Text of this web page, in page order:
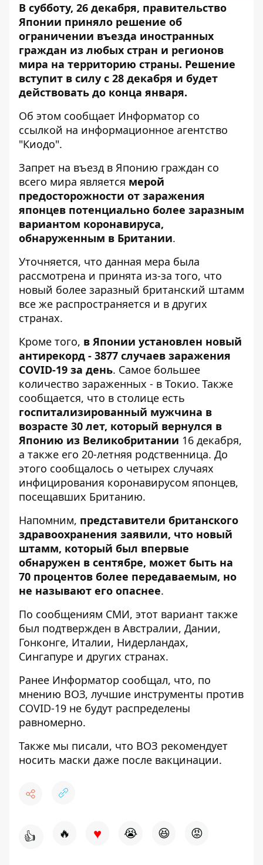
В субботу, 26 декабря, правительство
Японии приняло решение об
ограничении въезда иностранных
граждан из любых стран и регионов
мира на территорию страны. Решение
вступит в силу с 28 декабря и будет
действовать до конца января.
Об этом сообщает Информатор со
ссылкой на информационное агентство
"Киодо".
Запрет на въезд в Японию граждан со
всего мира является мерой
предосторожности от заражения
японцев потенциально более заразным
вариантом коронавируса,
обнаруженным в Британии.
Уточняется, что данная мера была
рассмотрена и принята из-за того, что
новый более заразный британский штамм
все же распространяется и в других
странах.
Кроме того, в Японии установлен новый
антирекорд - 3877 случаев заражения
COVID-19 за день. Самое большее
количество зараженных - в Токио. Также
сообщается, что в столице есть
госпитализированный мужчина в
возрасте 30 лет, который вернулся в
Японию из Великобритании 16 декабря,
а также его 20-летняя родственница. До
этого сообщалось о четырех случаях
инфицирования коронавирусом японцев,
посещавших Британию.
Напомним, представители британского
здравоохранения заявили, что новый
штамм, который был впервые
обнаружен в сентябре, может быть на
70 процентов более передаваемым, но
не называют его опаснее.
По сообщениям СМИ, этот вариант также
был подтвержден в Австралии, Дании,
Гонконге, Италии, Нидерландах,
Сингапуре и других странах.
Ранее Информатор сообщал, что, по
мнению ВОЗ, лучшие инструменты против
COVID-19 не будут распределены
равномерно.
Также мы писали, что ВОЗ рекомендует
носить маски даже после вакцинации.
👍 🔥 ♥ 😭 😆 😡